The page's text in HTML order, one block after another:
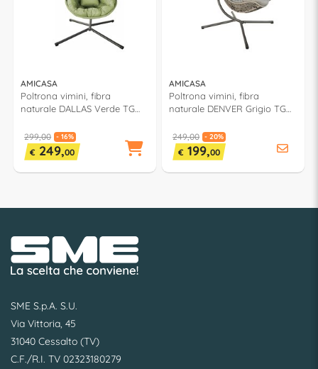
AMICASA
Poltrona vimini, fibra
naturale DALLAS Verde TG
299,00 - 16%
€ 249,00
AMICASA
Poltrona vimini, fibra
naturale DENVER Grigio TG
249,00 - 20%
€ 199,00
SME S.p.A. S.U.
Via Vittoria, 45
31040 Cessalto (TV)
C.F./R.I. TV 02323180279